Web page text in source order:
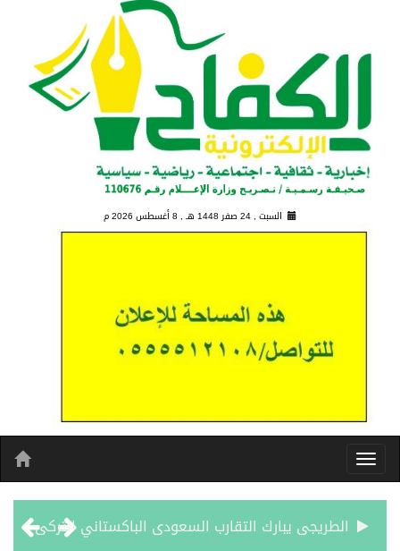
السبت , 24 صفر 1448 هـ , 8 أغسطس 2026 م
الطريجى يبارك التقارب السعودى الباكستاني التركى